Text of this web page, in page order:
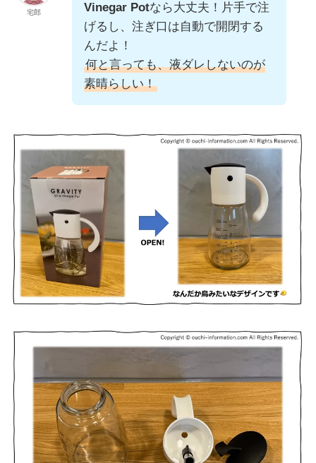
宅郎
Vinegar Potなら大丈夫！片手で注
げるし、注ぎ口は自動で開閉する
んだよ！
何と言っても、液ダレしないのが
素晴らしい！